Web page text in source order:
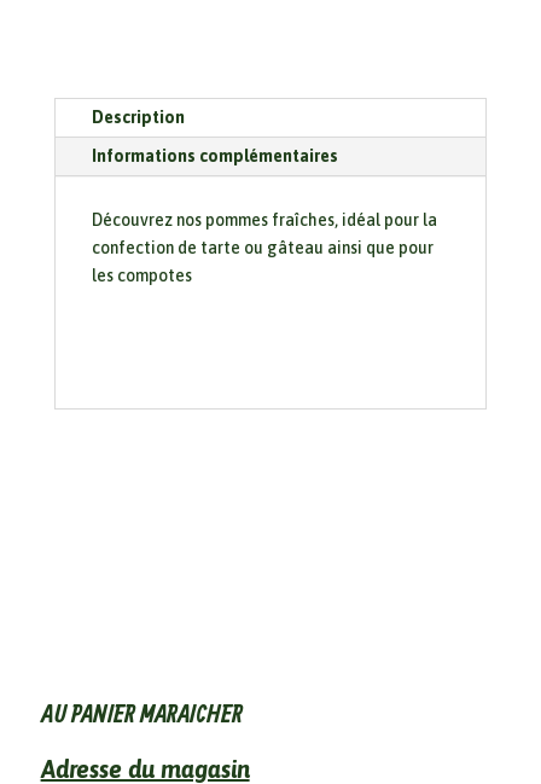
Description
Informations complémentaires
Découvrez nos pommes fraîches, idéal pour la
confection de tarte ou gâteau ainsi que pour
les compotes
AU PANIER MARAICHER
Adresse du magasin